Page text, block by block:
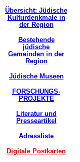
Übersicht: Jüdische
Kulturdenkmale in
der Region
Bestehende
jüdische
Gemeinden in der
Region
Jüdische Museen
FORSCHUNGS-
PROJEKTE
Literatur und
Presseartikel
Adressliste
Digitale Postkarten